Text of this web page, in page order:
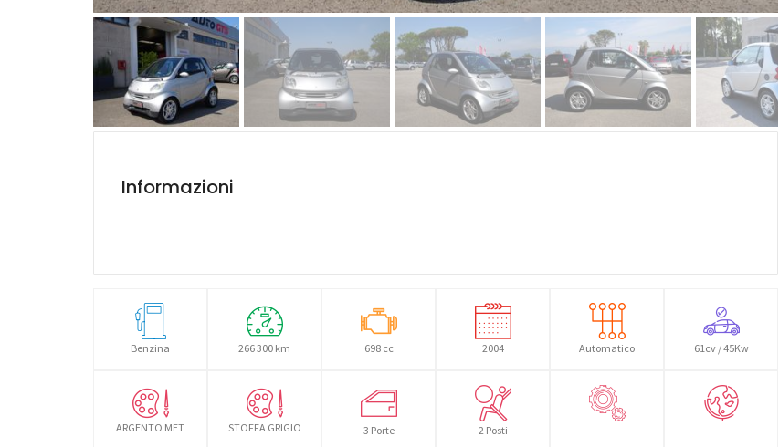
Informazioni
Benzina 266 300 km 698 cc 2004 Automatico 61cv / 45Kw
ARGENTO MET STOFFA GRIGIO 3 Porte 2 Posti